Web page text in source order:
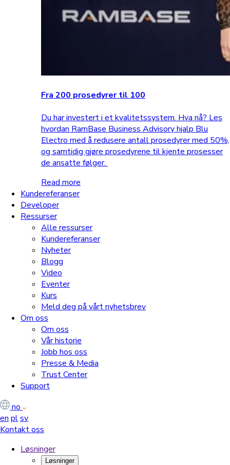
Fra 200 prosedyrer til 100
Du har investert i et kvalitetssystem. Hva nå? Les
hvordan RamBase Business Advisory hjalp Blu
Electro med å redusere antall prosedyrer med 50%,
og samtidig gjøre prosedyrene til kjente prosesser
de ansatte følger.
Read more
Kundereferanser
Developer
Ressurser
Alle ressurser
Kundereferanser
Nyheter
Blogg
Video
Eventer
Kurs
Meld deg på vårt nyhetsbrev
Om oss
Om oss
Vår historie
Jobb hos oss
Presse & Media
Trust Center
Support
no
en plsv
Kontakt oss
Løsninger
Løsninger